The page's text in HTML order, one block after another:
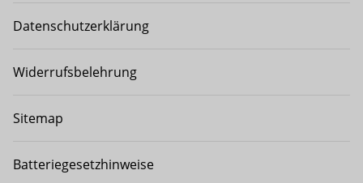
Datenschutzerklärung
Widerrufsbelehrung
Sitemap
Batteriegesetzhinweise